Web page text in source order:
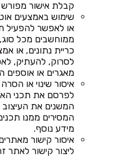
קבלת אישור
שימוש באמצעים
או לאפשר להפעיל
כריית נתונים, או
לסרוק, להעתיק,
מאגרים או אוספים
איסור שינוי או
לפרסם את תכני
המשנים את
המסירים ממנו
מידע נוסף.
איסור קישור
ליצור קישור לאתר